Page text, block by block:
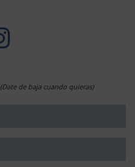
(Date de baja cuando quieras)